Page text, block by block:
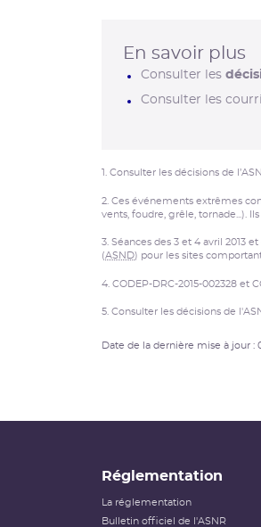
En savoir plus
Consulter les
Consulter les
1. Consulter les décisions de
2. Ces événements extrêmes
vents, foudre, grêle, tornade...).
3. Séances des 3 et 4 avril 2013
(ASND) pour les sites
4. CODEP-DRC-2015-002328 et
5. Consulter les décisions de
Date de la dernière mise à jour :
Réglementation
La réglementation
Bulletin officiel de l'ASNR